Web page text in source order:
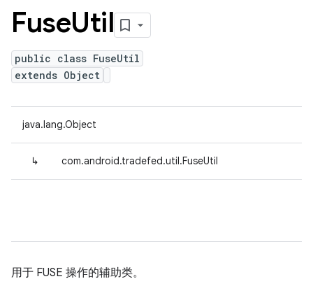
FuseUtil
public class FuseUtil
extends Object
java.lang.Object
↳ com.android.tradefed.util.FuseUtil
用于 FUSE 操作的辅助类。